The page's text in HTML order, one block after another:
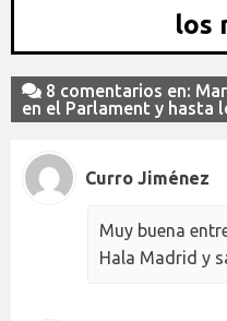
los
8 comentarios en:
en el Parlament y hasta
Curro Jiménez
Muy buena
Hala Madrid y